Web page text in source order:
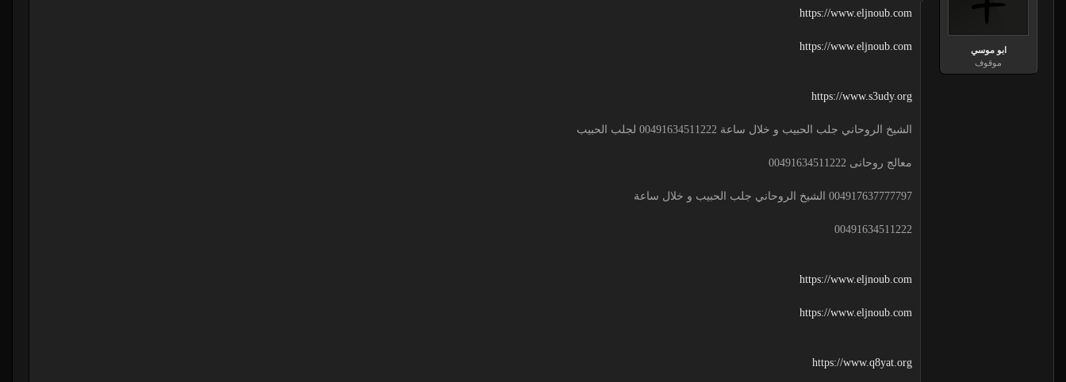
ابو موسي
موقوف
https://www.eljnoub.com
https://www.eljnoub.com
https://www.s3udy.org
الشيخ الروحاني جلب الحبيب و خلال ساعة 00491634511222 لجلب الحبيب
معالج روحانى 00491634511222
004917637777797 الشيخ الروحاني جلب الحبيب و خلال ساعة
00491634511222
https://www.eljnoub.com
https://www.eljnoub.com
https://www.q8yat.org